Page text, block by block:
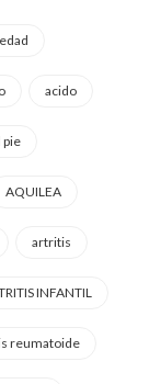
acido
pie
AQUILEA
artritis
INFANTIL
reumatoide